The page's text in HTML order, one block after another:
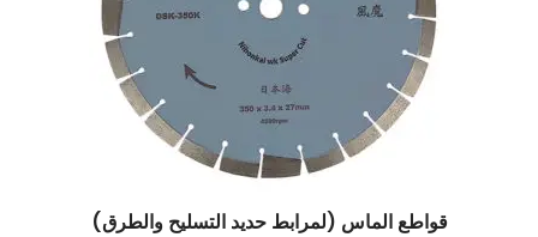
قواطع الماس (لمرابط حديد التسليح والطرق)